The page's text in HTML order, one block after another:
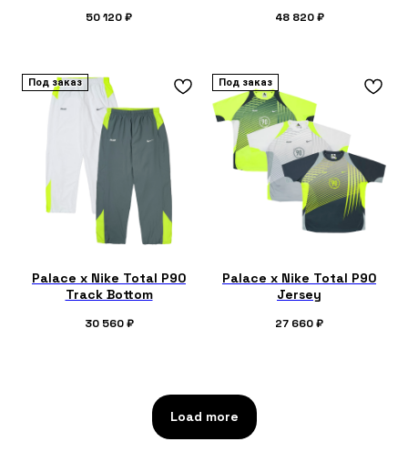
50 120₽ 48 820 ₽
Под заказ
Palace x Nike Total P90
Track Bottom
30 560 ₽
Под заказ
Palace x Nike Total P90
Jersey
27 660₽
Load more